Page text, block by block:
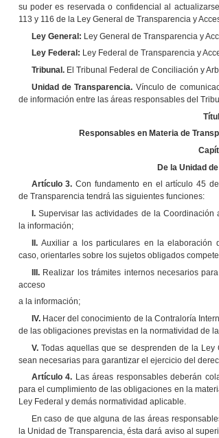
su poder es reservada o confidencial al
113 y 116 de la Ley General de Transparencia y
Ley General: Ley General de Transparencia y
Ley Federal: Ley Federal de Transparencia y
Tribunal. El Tribunal Federal de Conciliación y
Unidad de Transparencia. Vínculo de
de información entre las áreas responsables del
Responsables en Materia de
De la Unidad
Artículo 3.Con fundamento en el artículo 45
de Transparencia tendrá las siguientes funciones:
I.Supervisar las actividades de la
la información;
II.Auxiliar a los particulares en la elaboración
caso, orientarles sobre los sujetos obligados
III.Realizar los trámites internos necesarios
acceso
a la información;
IV.Hacer del conocimiento de la Contraloría
de las obligaciones previstas en la normatividad de
V. Todas aquellas que se desprenden de la
sean necesarias para garantizar el ejercicio del
Artículo 4. Las áreas responsables deberán
para el cumplimiento de las obligaciones en la
Ley Federal y demás normatividad aplicable.
En caso de que alguna de las áreas
la Unidad de Transparencia, ésta dará aviso al